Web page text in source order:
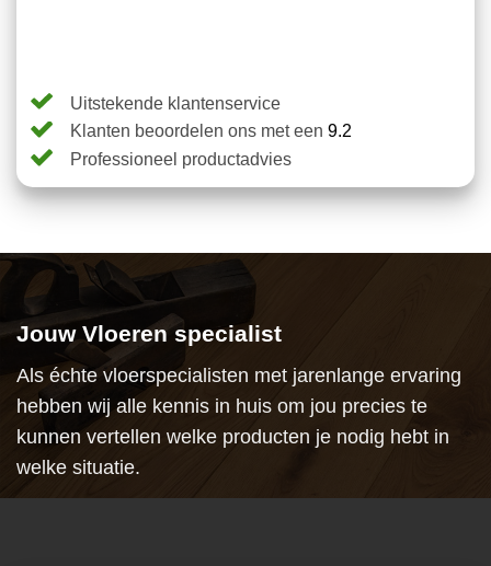
Uitstekende klantenservice
Klanten beoordelen ons met een 9.2
Professioneel productadvies
Jouw Vloeren specialist
Als échte vloerspecialisten met jarenlange ervaring
hebben wij alle kennis in huis om jou precies te
kunnen vertellen welke producten je nodig hebt in
welke situatie.